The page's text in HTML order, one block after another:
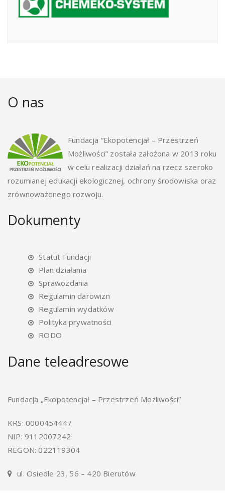
O nas
Fundacja “Ekopotencjał – Przestrzeń
Możliwości” została założona w 2013 roku
w celu realizacji działań na rzecz szeroko
rozumianej edukacji ekologicznej, ochrony środowiska oraz
zrównoważonego rozwoju.
Dokumenty
Statut Fundacji
Plan działania
Sprawozdania
Regulamin darowizn
Regulamin wydatków
Polityka prywatności
RODO
Dane teleadresowe
Fundacja „Ekopotencjał – Przestrzeń Możliwości”
KRS: 0000454447
NIP: 9112007242
REGON: 022119304
ul. Osiedle 23, 56 – 420 Bierutów